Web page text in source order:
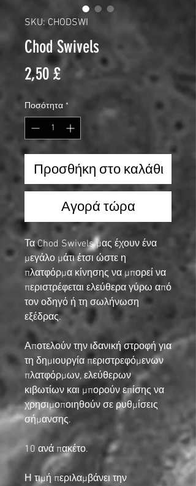
SKU: CHODSWI
Chod Swivels
2,50 £Τιμή
Ποσότητα *
Προσθήκη στο καλάθι
Αγορά τώρα
Τα Chod Swivels μας έχουν ένα
μεγάλο μάτι έτσι ώστε η
πλατφόρμα κίνησης να μπορεί να
περιστρέφεται ελεύθερα γύρω από
τον οδηγό ή τη σωλήνωση
εξέδρας.
Αποτελούν την ιδανική στροφή για
τη δημιουργία περιστρεφόμενων
πλατφόρμων, ελεύθερων
κιβωτίων και μπορούν επίσης να
χρησιμοποιηθούν σε ρυθμίσεις
σήμανσης.
10 ανά πακέτο.
Η τιμή περιλαμβάνει την